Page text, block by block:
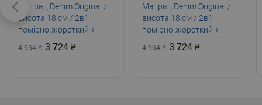
Матрац Denim Original /
висота 18 см / 2в1
помірно-жорсткий +
жорсткий
4 964 3 724
Матрац Denim Original /
висота 18 см / 2в1
помірно-жорсткий +
жорсткий
4 964 3 724